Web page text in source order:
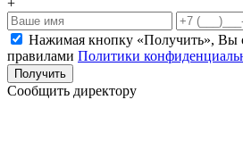
Нажимая кнопку «Получить», Вы
правилами Политики
Получить
Сообщить директору